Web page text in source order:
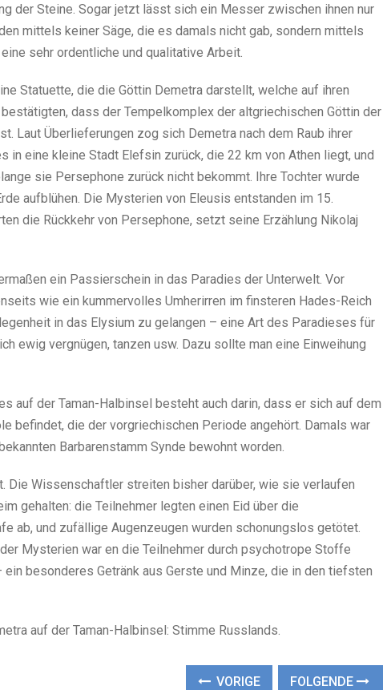
der Steine. Sogar jetzt lässt sich ein Messer zwischen ihnen nur
mittels keiner Säge, die es damals nicht gab, sondern mittels
sehr ordentliche und qualitative Arbeit.
Statuette, die die Göttin Demetra darstellt, welche auf ihren
dass der Tempelkomplex der altgriechischen Göttin der
Laut Überlieferungen zog sich Demetra nach dem Raub ihrer
in eine kleine Stadt Elefsin zurück, die 22 km von Athen liegt, und
sie Persephone zurück nicht bekommt. Ihre Tochter wurde
aufblühen. Die Mysterien von Eleusis entstanden im 15.
die Rückkehr von Persephone, setzt seine Erzählung Nikolaj
ein Passierschein in das Paradies der Unterwelt. Vor
wie ein kummervolles Umherirren im finsteren Hades-Reich
in das Elysium zu gelangen – eine Art des Paradieses für
ewig vergnügen, tanzen usw. Dazu sollte man eine Einweihung
auf der Taman-Halbinsel besteht auch darin, dass er sich auf dem
befindet, die der vorgriechischen Periode angehört. Damals war
Barbarenstamm Synde bewohnt worden.
Die Wissenschaftler streiten bisher darüber, wie sie verlaufen
gehalten: die Teilnehmer legten einen Eid über die
ab, und zufällige Augenzeugen wurden schonungslos getötet.
Mysterien war en die Teilnehmer durch psychotrope Stoffe
ein besonderes Getränk aus Gerste und Minze, die in den tiefsten
auf der Taman-Halbinsel: Stimme Russlands.
VORIGE FOLGENDE